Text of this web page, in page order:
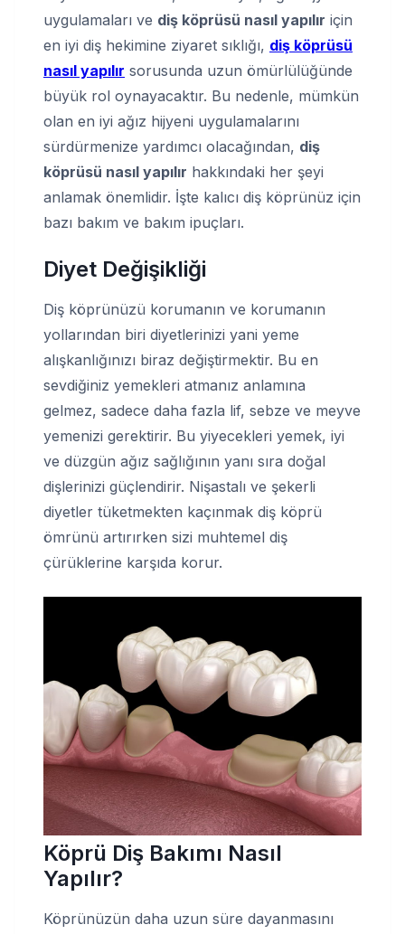
uygulamaları ve diş köprüsü nasıl yapılır için
en iyi diş hekimine ziyaret sıklığı, diş köprüsü
nasıl yapılır sorusunda uzun ömürlülüğünde
büyük rol oynayacaktır. Bu nedenle, mümkün
olan en iyi ağız hijyeni uygulamalarını
sürdürmenize yardımcı olacağından, diş
köprüsü nasıl yapılır hakkındaki her şeyi
anlamak önemlidir. İşte kalıcı diş köprünüz için
bazı bakım ve bakım ipuçları.
Diyet Değişikliği
Diş köprünüzü korumanın ve korumanın
yollarından biri diyetlerinizi yani yeme
alışkanlığınızı biraz değiştirmektir. Bu en
sevdiğiniz yemekleri atmanız anlamına
gelmez, sadece daha fazla lif, sebze ve meyve
yemenizi gerektirir. Bu yiyecekleri yemek, iyi
ve düzgün ağız sağlığının yanı sıra doğal
dişlerinizi güçlendirir. Nişastalı ve şekerli
diyetler tüketmekten kaçınmak diş köprü
ömrünü artırırken sizi muhtemel diş
çürüklerine karşıda korur.
Köprü Diş Bakımı Nasıl
Yapılır?
Köprünüzün daha uzun süre dayanmasını